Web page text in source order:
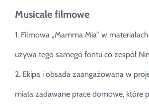
Musicale filmowe
1. Filmowa „Mamma Mia” w
używa tego samego fontu co zespół
2. Ekipa i obsada zaangażowana w
miała zadawane prace domowe, które